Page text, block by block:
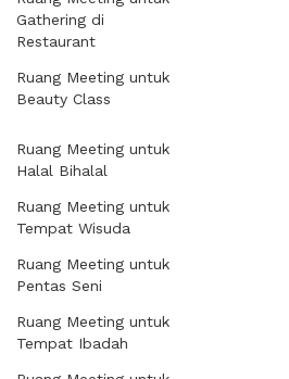
Gathering di
Restaurant
Ruang Meeting untuk
Beauty Class
Ruang Meeting untuk
Halal Bihalal
Ruang Meeting untuk
Tempat Wisuda
Ruang Meeting untuk
Pentas Seni
Ruang Meeting untuk
Tempat Ibadah